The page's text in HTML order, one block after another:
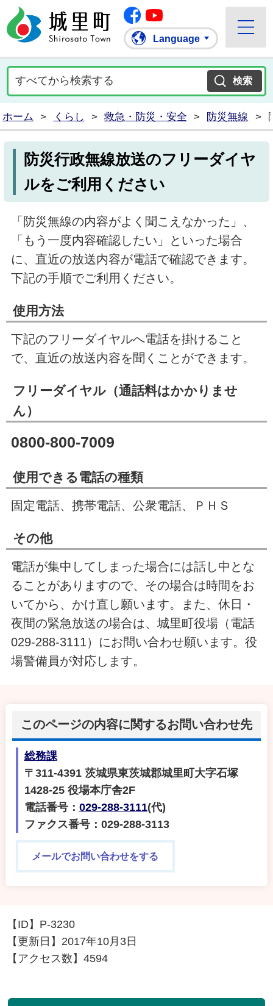
城里町ホームページ
Facebook
Language
ホーム > くらし > 救急・防災・安全 > 防災無線 >
防災行政無線放送のフリーダイヤ
ルをご利用ください
「防災無線の内容がよく聞こえなかった」、
「もう一度内容確認したい」といった場合
に、直近の放送内容が電話で確認できます。
下記の手順でご利用ください。
使用方法
下記のフリーダイヤルへ電話を掛けること
で、直近の放送内容を聞くことができます。
フリーダイヤル（通話料はかかりませ
ん）
0800‐800‐7009
使用できる電話の種類
固定電話、携帯電話、公衆電話、ＰＨＳ
その他
電話が集中してしまった場合には話し中とな
ることがありますので、その場合は時間をお
いてから、かけ直し願います。また、休日・
夜間の緊急放送の場合は、城里町役場（電話
029‐288‐3111）にお問い合わせ願います。役
場警備員が対応します。
このページの内容に関するお問い合わせ先
総務課
〒311-4391 茨城県東茨城郡城里町大字石塚
1428-25 役場本庁舎2F
電話番号： 029-288-3111(代)
ファクス番号：029-288-3113
メールでお問い合わせをする
【ID】 P-3230
【更新日】 2017年10月3日
【アクセス数】4594